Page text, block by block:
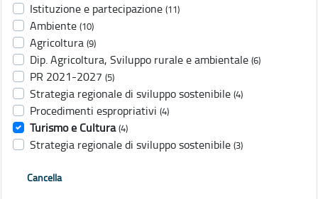
Istituzione e partecipazione (11)
Ambiente (10)
Agricoltura (9)
Dip. Agricoltura, Sviluppo rurale e ambientale (6)
PR 2021-2027 (5)
Strategia regionale di sviluppo sostenibile (4)
Procedimenti espropriativi (4)
Turismo e Cultura (4)
Strategia regionale di sviluppo sostenibile (3)
Cancella